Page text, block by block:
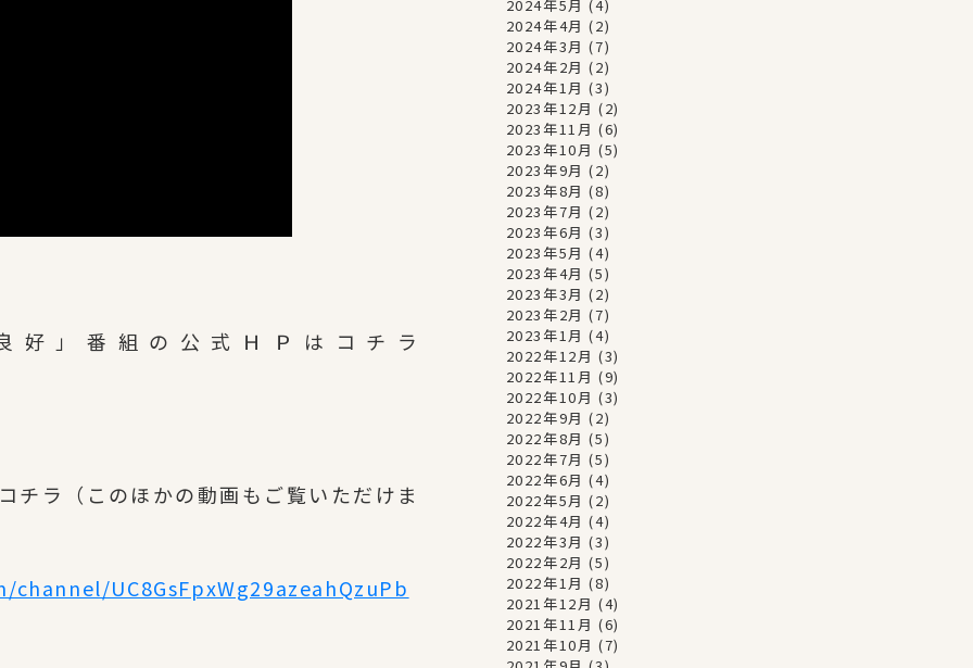
好」番組の公式ＨＰはコチラ
ラ（このほかの動画もご覧いただけま
UC8GsFpxWg29azeahQzuPb
2024年5月 (4)
2024年4月 (2)
2024年3月 (7)
2024年2月 (2)
2024年1月 (3)
2023年12月 (2)
2023年11月 (6)
2023年10月 (5)
2023年9月 (2)
2023年8月 (8)
2023年7月 (2)
2023年6月 (3)
2023年5月 (4)
2023年4月 (5)
2023年3月 (2)
2023年2月 (7)
2023年1月 (4)
2022年12月 (3)
2022年11月 (9)
2022年10月 (3)
2022年9月 (2)
2022年8月 (5)
2022年7月 (5)
2022年6月 (4)
2022年5月 (2)
2022年4月 (4)
2022年3月 (3)
2022年2月 (5)
2022年1月 (8)
2021年12月 (4)
2021年11月 (6)
2021年10月 (7)